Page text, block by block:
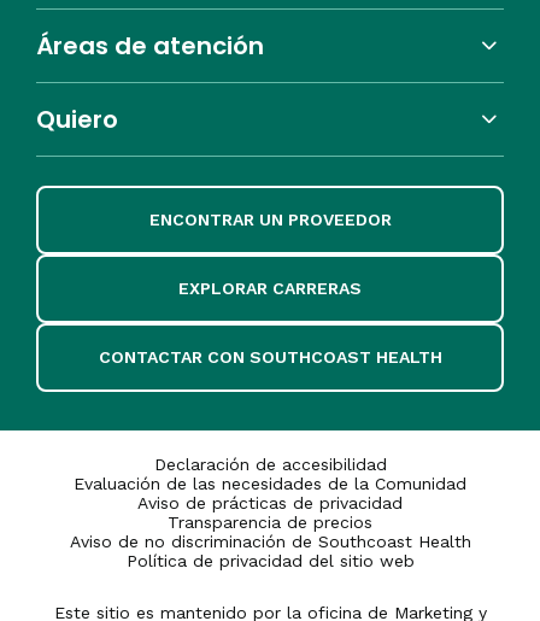
Áreas de atención
Quiero
ENCONTRAR UN PROVEEDOR
EXPLORAR CARRERAS
CONTACTAR CON SOUTHCOAST HEALTH
Declaración de accesibilidad
Evaluación de las necesidades de la Comunidad
Aviso de prácticas de privacidad
Transparencia de precios
Aviso de no discriminación de Southcoast Health
Política de privacidad del sitio web
Este sitio es mantenido por la oficina de Marketing y